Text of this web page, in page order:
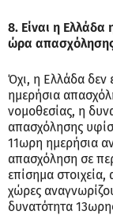
8. Είναι η Ελλάδα
ώρα
Όχι, η Ελλάδα δεν
ημερήσια
νομοθεσίας, η
απασχόλησης
11ωρη ημερήσια
απασχόληση σε
επίσημα
χώρες
δυνατότητα